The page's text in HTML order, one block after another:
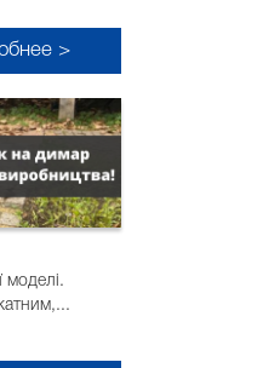
>
моделі.